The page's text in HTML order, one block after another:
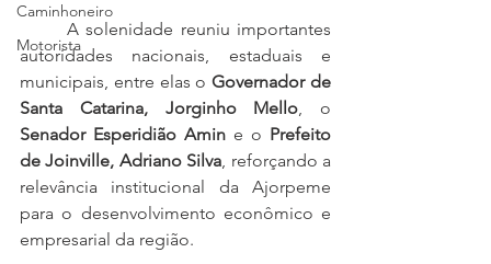
Caminhoneiro
Motorista
autoridades nacionais, estaduais e
municipais, entre elas o Governador de
Santa Catarina, Jorginho Mello
Senador Esperidião Amin e o Prefeito
de Joinville, Adriano Silva, reforçando a
relevância institucional da Ajorpeme
para o desenvolvimento econômico e
empresarial da região.